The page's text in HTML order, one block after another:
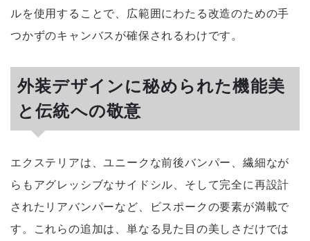
ルを使用することで、広範囲にわたる改造のための手
つかずのキャンバスが確保されるわけです。
外装デザインに秘められた機能美
と伝統への敬意
エクステリアは、ユニークな前後バンパー、繊細なが
らもアグレッシブなサイドシル、そして完全に再設計
されたリアバンパーなど、ビスポークの要素が満載で
す。これらの追加は、単なる見た目の美しさだけでは